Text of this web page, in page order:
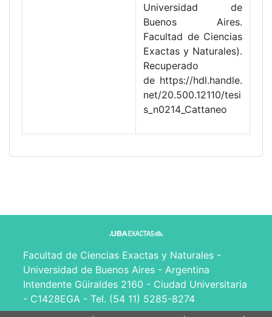
Universidad de
Buenos Aires.
Facultad de Ciencias
Exactas y Naturales).
Recuperado
de https://hdl.handle.
net/20.500.12110/tesi
s_n0214_Cattaneo
Facultad de Ciencias Exactas y Naturales -
Universidad de Buenos Aires - Argentina
Intendente Güiraldes 2160 - Ciudad Universitaria
- C1428EGA - Tel. (54 11) 5285-8274